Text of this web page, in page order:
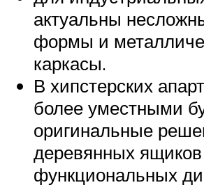
актуальны
формы и
каркасы.
В хипстерских
более уместными
оригинальные
деревянных
функциональных